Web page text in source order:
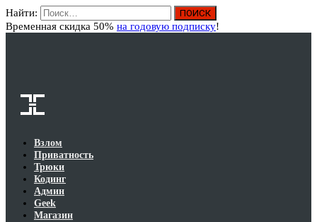
Найти:
Временная скидка 50% на годовую подписку!
Взлом
Приватность
Трюки
Кодинг
Админ
Geek
Магазин